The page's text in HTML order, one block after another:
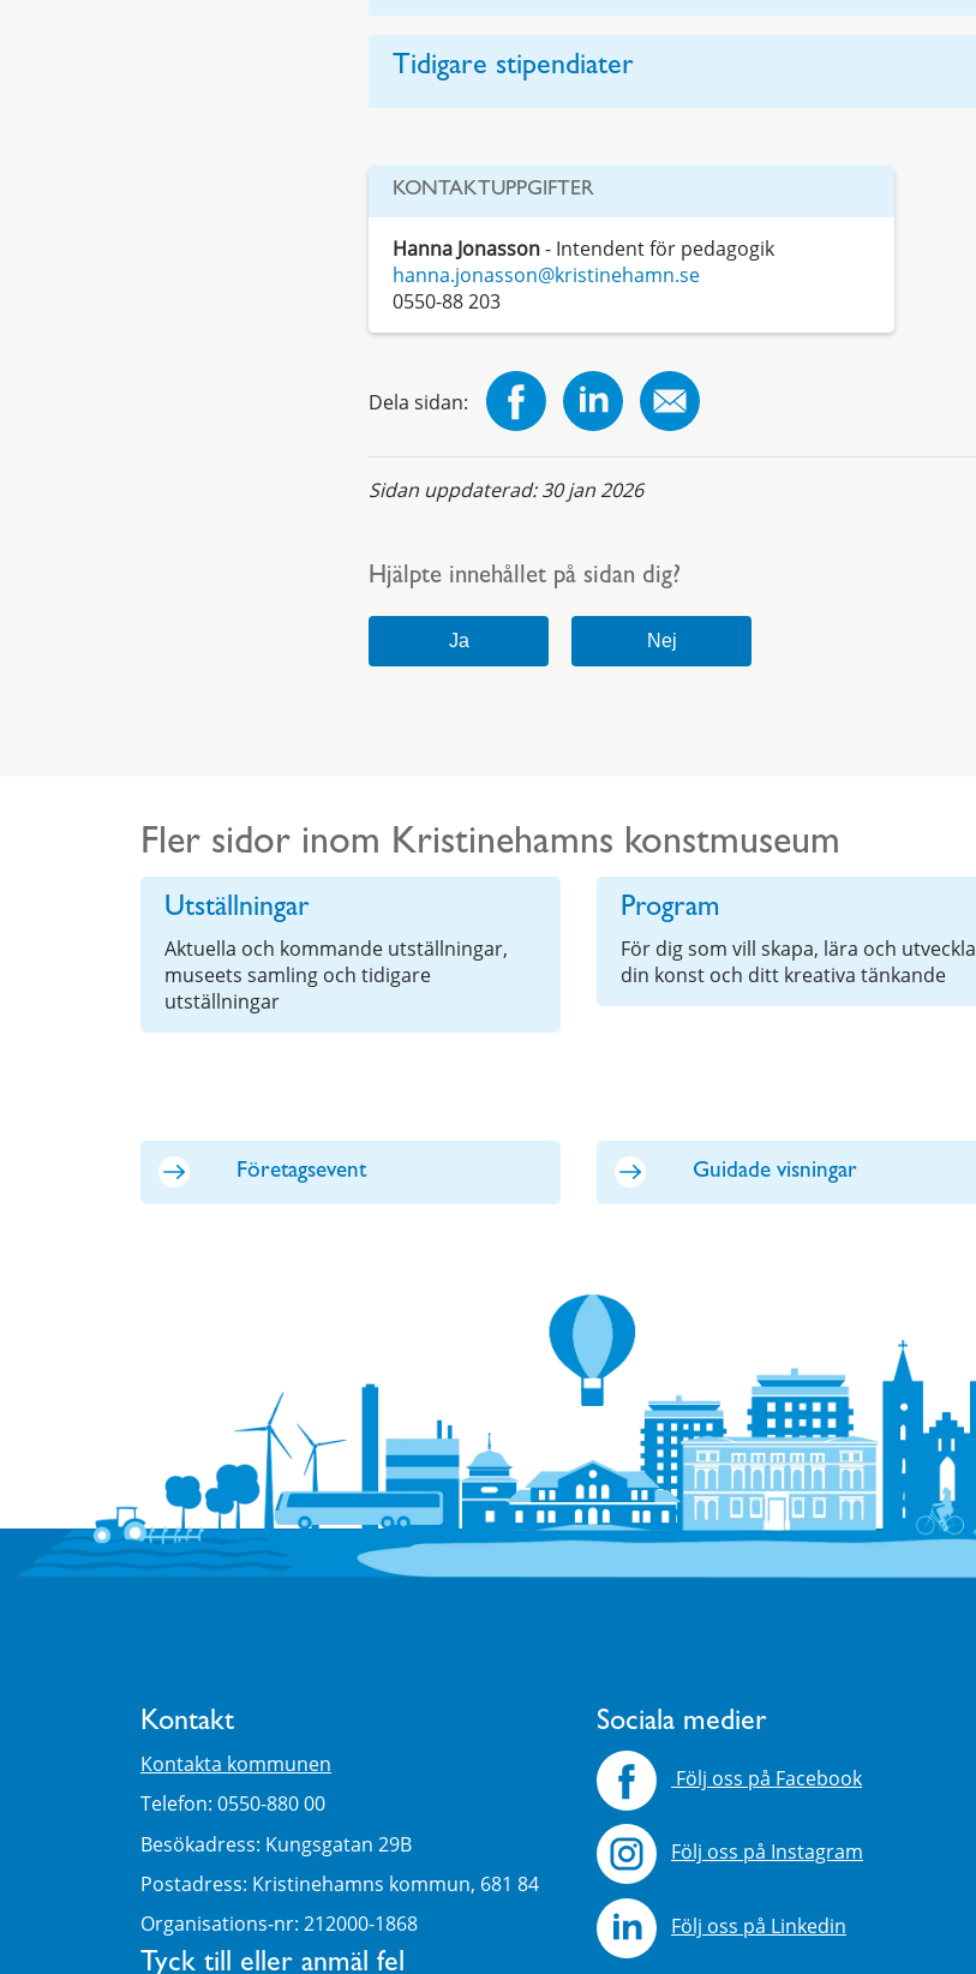
Tidigare stipendiater
KONTAKTUPPGIFTER
Hanna Jonasson- Intendent för pedagogik
hanna.jonasson@kristinehamn.se
0550-88 203
Dela sidan:
Sidan uppdaterad:30 jan 2026
Hjälpte innehållet på sidan dig?
Fler sidor inom Kristinehamns konstmuseum
Utställningar
Aktuella och kommande utställningar,
museets samling och tidigare
utställningar
Program
För dig som vill skapa, lära och utveckla
din konst och ditt kreativa tänkande
Företagsevent Guidade visningar
Kontakt
Kontakta kommunen
Telefon: 0550-880 00
Besökadress: Kungsgatan 29B
Postadress: Kristinehamns kommun, 681 84
Organisations-nr: 212000-1868
Tyck till eller anmäl fel
Sociala medier
Följ oss på Facebook
Följ oss på Instagram
Följ oss på Linkedin